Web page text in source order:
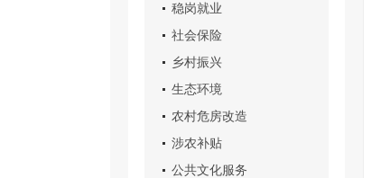
稳岗就业
社会保险
乡村振兴
生态环境
农村危房改造
涉农补贴
公共文化服务